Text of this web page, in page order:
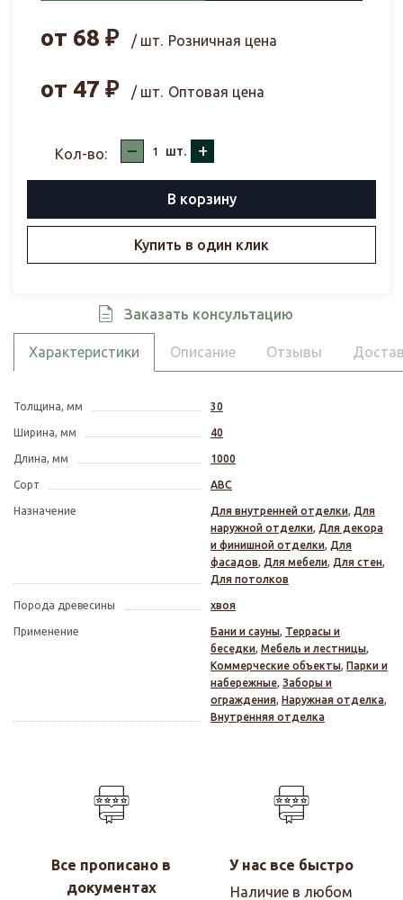
от 68 ₽ / шт. Розничная цена
от 47 ₽ / шт. Оптовая цена
Кол-во: – шт. +
В корзину
Купить в один клик
Заказать консультацию
Характеристики Описание Отзывы
Толщина, мм 30
Ширина, мм 40
Длина, мм 1000
Сорт АВС
Назначение Для внутренней отделки, Для
наружной отделки, Для декора
и финишной отделки, Для
фасадов, Для мебели, Для стен,
Для потолков
Порода древесины хвоя
Применение Бани и сауны, Террасы и
беседки, Мебель и лестницы,
Коммерческие объекты, Парки и
набережные, Заборы и
ограждения, Наружная отделка,
Внутренняя отделка
Все прописано в
документах
У нас все быстро
Наличие в любом